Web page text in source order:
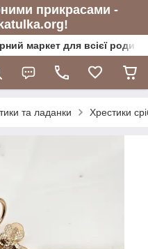
прикрасами -
маркет для всієї
та ладанки Хрестики